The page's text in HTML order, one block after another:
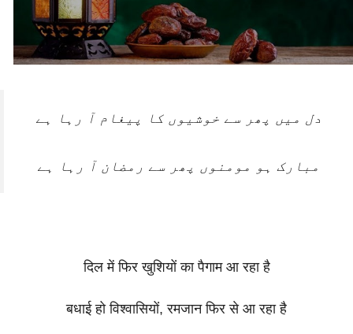
دل میں پھر سے خوشیوں کا پیغام آ رہا ہے
مبارک ہو مومنوں پھر سے رمضان آ رہا ہے
दिल में फिर खुशियों का पैगाम आ रहा है
बधाई हो विश्वासियों, रमजान फिर से आ रहा है